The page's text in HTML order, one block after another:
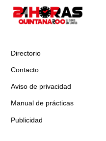
Directorio
Contacto
Aviso de privacidad
Manual de prácticas
Publicidad